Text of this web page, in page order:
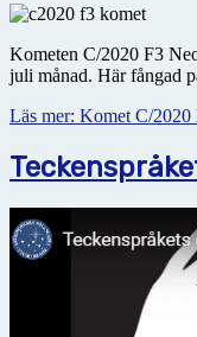
Kometen C/2020 F3
juli månad. Här fångad
Läs mer: Komet C/2020